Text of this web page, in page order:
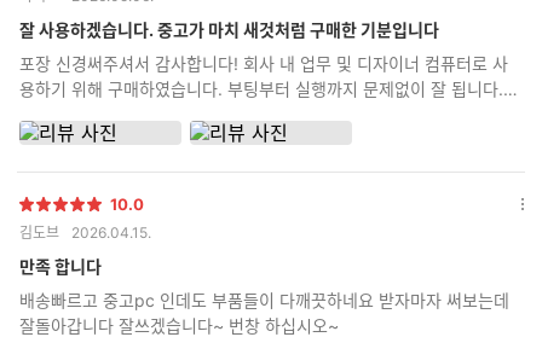
잘 사용하겠습니다. 중고가 마치 새것처럼 구매한 기분입니다
포장 신경써주셔서 감사합니다! 회사 내 업무 및 디자이너 컴퓨터로 사
용하기 위해 구매하였습니다. 부팅부터 실행까지 문제없이 잘 됩니다.
별
점
10.0
김도브 2026.04.15.
만족 합니다
배송빠르고 중고pc 인데도 부품들이 다깨끗하네요 받자마자 써보는데
잘돌아갑니다 잘쓰겠습니다~ 번창 하십시오~
옵